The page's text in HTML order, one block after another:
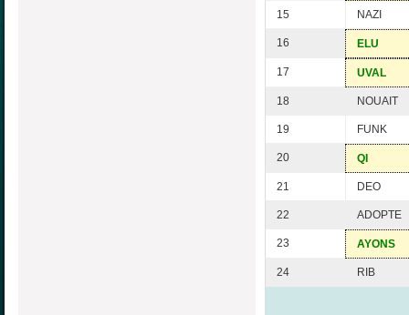
15 NAZI
16 ELU
17 UVAL
18 NOUAIT
19 FUNK
20 QI
21 DEO
22 ADOPTE
23 AYONS
24 RIB